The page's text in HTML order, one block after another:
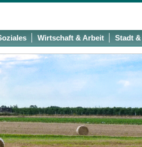
Wirtschaft & Arbeit Stadt